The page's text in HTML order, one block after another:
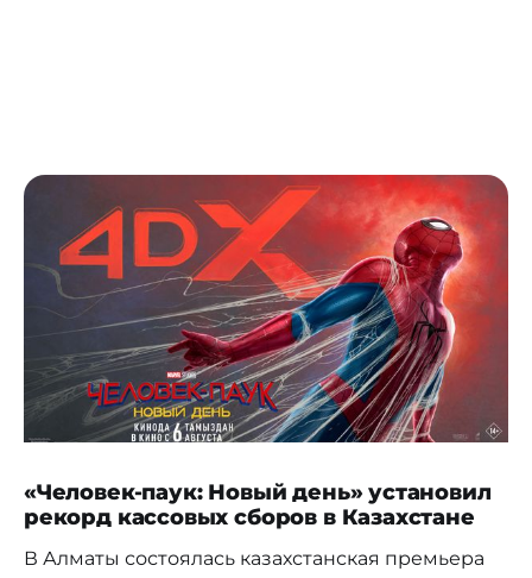
«Человек-паук: Новый день» установил
рекорд кассовых сборов в Казахстане
В Алматы состоялась казахстанская премьера